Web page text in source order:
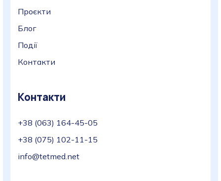
Проєкти
Блог
Події
Контакти
Контакти
+38 (063) 164-45-05
+38 (075) 102-11-15
info@tetmed.net